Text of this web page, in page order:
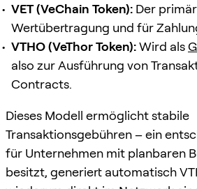
VET (VeChain Token): Der
Wertübertragung und für
VTHO (VeThor Token):Wird als
also zur Ausführung von
Contracts.
Dieses Modell ermöglicht stabile
Transaktionsgebühren – ein
für Unternehmen mit planbaren
besitzt, generiert automatisch